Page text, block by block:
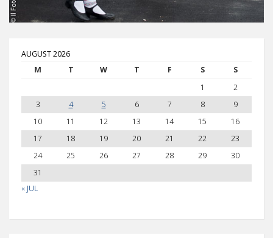
AUGUST 2026
M
T W T F S S
« JUL
1
2
3
4 5 6 7 8
9
10
11 12 13 14 15
16
17
18 19 20 21 22
23
24
25 26 27 28 29
30
31